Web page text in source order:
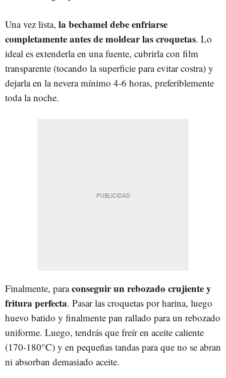
Una vez lista, la bechamel debe enfriarse
completamente antes de moldear las croquetas. Lo
ideal es extenderla en una fuente, cubrirla con film
transparente (tocando la superficie para evitar costra) y
dejarla en la nevera mínimo 4-6 horas, preferiblemente
toda la noche.
Finalmente, paraconseguir un rebozado crujiente y
fritura perfecta. Pasar las croquetas por harina, luego
huevo batido y finalmente pan rallado para un rebozado
uniforme. Luego, tendrás que freír en aceite caliente
(170-180°C) y en pequeñas tandas para que no se abran
ni absorban demasiado aceite.